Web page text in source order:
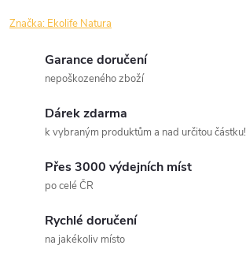
Značka: Ekolife Natura
Garance doručení
nepoškozeného zboží
Dárek zdarma
k vybraným produktům a nad určitou částku!
Přes 3000 výdejních míst
po celé ČR
Rychlé doručení
na jakékoliv místo